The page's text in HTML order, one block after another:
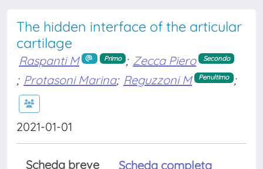
The hidden interface of the articular
cartilage
Raspanti M Primo ; Zecca Piero Secondo
; Protasoni Marina; Reguzzoni M Penultimo ;
2021-01-01
Scheda breve
Scheda completa